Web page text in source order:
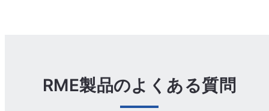
RME製品のよくある質問